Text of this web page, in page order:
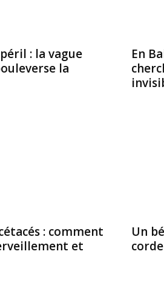
: la vague
la
En
: comment
et
Un